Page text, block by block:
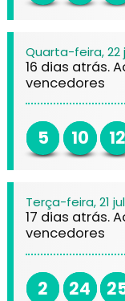
Quarta-feira, 22
16 dias atrás.
vencedores
5 10 12
Terça-feira, 21
17 dias atrás.
vencedores
2 24